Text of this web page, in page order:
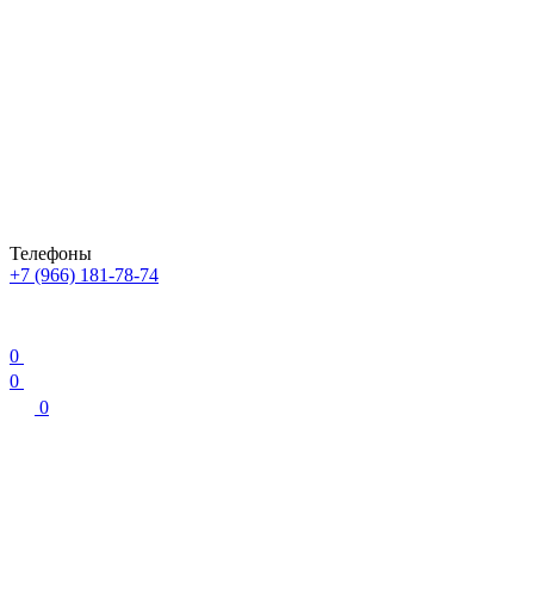
Телефоны
+7 (966) 181-78-74
0
0
0